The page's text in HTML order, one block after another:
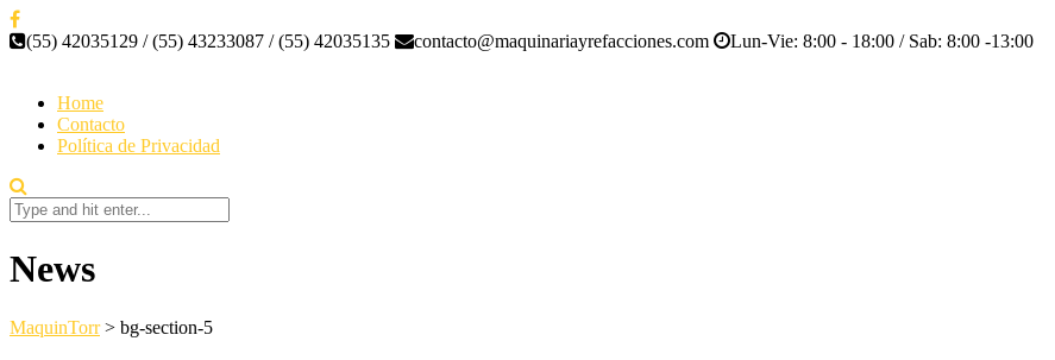
(55) 42035129 / (55) 43233087 / (55) 42035135 contacto@maquinariayrefacciones.com Lun-Vie: 8:00 - 18:00 / Sab: 8:00 -13:00
Home
Contacto
Política de Privacidad
News
MaquinTorr> bg-section-5